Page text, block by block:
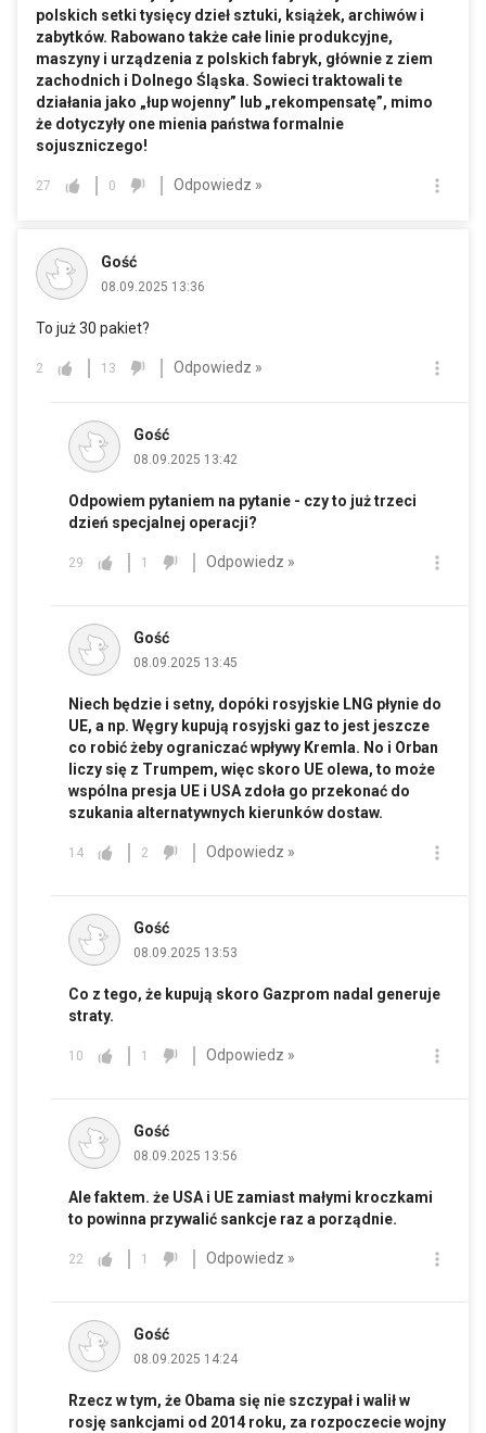
polskich setki tysięcy dzieł sztuki, książek, archiwów i
zabytków. Rabowano także całe linie produkcyjne,
maszyny i urządzenia z polskich fabryk, głównie z ziem
zachodnich i Dolnego Śląska. Sowieci traktowali te
działania jako „łup wojenny” lub „rekompensatę”, mimo
że dotyczyły one mienia państwa formalnie
sojuszniczego!
27 0 Odpowiedz »
Gość
08.09.2025 13:36
To już 30 pakiet?
2 13 Odpowiedz »
Gość
08.09.2025 13:42
Odpowiem pytaniem na pytanie - czy to już trzeci
dzień specjalnej operacji?
29 1 Odpowiedz »
Gość
08.09.2025 13:45
Niech będzie i setny, dopóki rosyjskie LNG płynie do
UE, a np. Węgry kupują rosyjski gaz to jest jeszcze
co robić żeby ograniczać wpływy Kremla. No i Orban
liczy się z Trumpem, więc skoro UE olewa, to może
wspólna presja UE i USA zdoła go przekonać do
szukania alternatywnych kierunków dostaw.
14 2 Odpowiedz »
Gość
08.09.2025 13:53
Co z tego, że kupują skoro Gazprom nadal generuje
straty.
10 1 Odpowiedz »
Gość
08.09.2025 13:56
Ale faktem. że USA i UE zamiast małymi kroczkami
to powinna przywalić sankcje raz a porządnie.
22 1 Odpowiedz »
Gość
08.09.2025 14:24
Rzecz w tym, że Obama się nie szczypał i walił w
rosję sankcjami od 2014 roku, za rozpoczecie wojny